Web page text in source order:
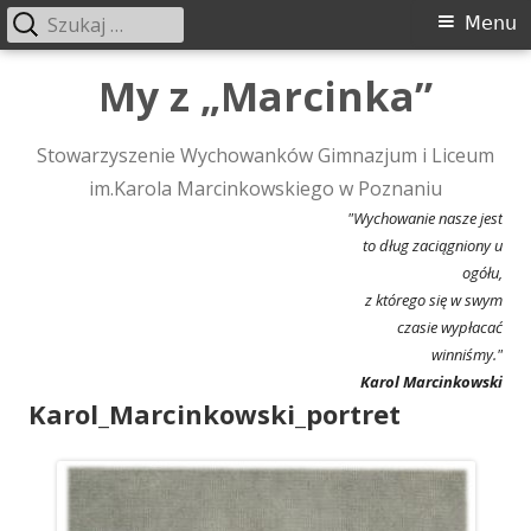
My z „Marcinka”
Stowarzyszenie Wychowanków Gimnazjum i Liceum
im.Karola Marcinkowskiego w Poznaniu
"Wychowanie nasze jest
to dług zaciągniony u
ogółu,
z którego się w swym
czasie wypłacać
winniśmy."
Karol Marcinkowski
Menu
główne
Menu
Szukaj:
Karol_Marcinkowski_portret